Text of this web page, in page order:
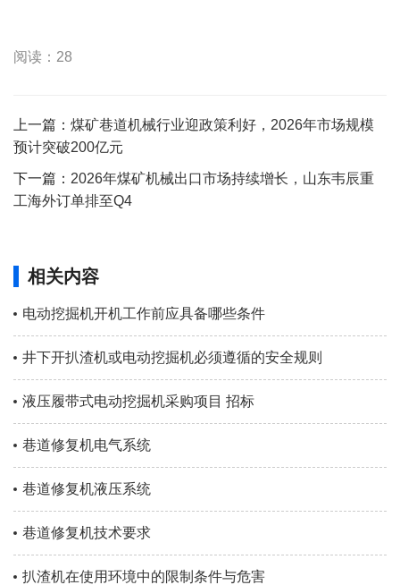
阅读：28
上一篇： 煤矿巷道机械行业迎政策利好，2026年市场规模
预计突破200亿元
下一篇： 2026年煤矿机械出口市场持续增长，山东韦辰重
工海外订单排至Q4
相关内容
电动挖掘机开机工作前应具备哪些条件
井下开扒渣机或电动挖掘机必须遵循的安全规则
液压履带式电动挖掘机采购项目 招标
巷道修复机电气系统
巷道修复机液压系统
巷道修复机技术要求
扒渣机在使用环境中的限制条件与危害